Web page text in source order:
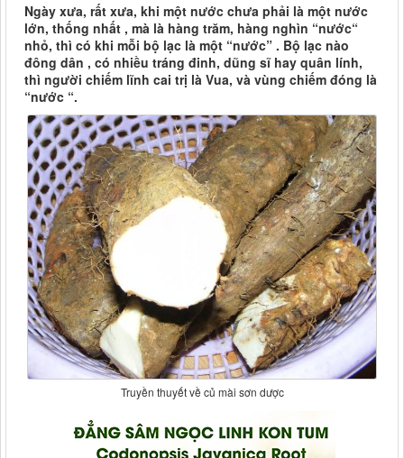
Ngày xưa, rất xưa, khi một nước chưa phải là một nước
lớn, thống nhất , mà là hàng trăm, hàng nghìn “nước“
nhỏ, thì có khi mỗi bộ lạc là một “nước” . Bộ lạc nào
đông dân , có nhiều tráng đinh, dũng sĩ hay quân lính,
thì người chiếm lĩnh cai trị là Vua, và vùng chiếm đóng là
“nước “.
Truyền thuyết về củ mài sơn dược